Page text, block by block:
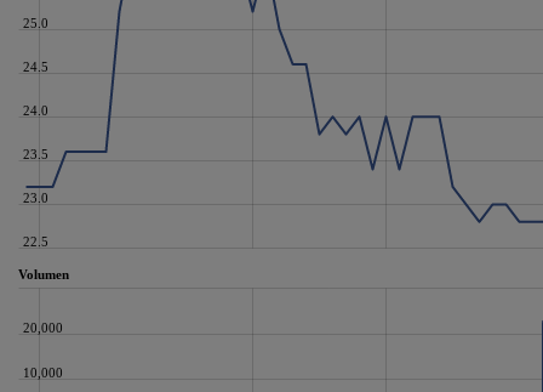
22.5
23.0
23.5
24.0
24.5
25.0
Volumen
10,000
20,000